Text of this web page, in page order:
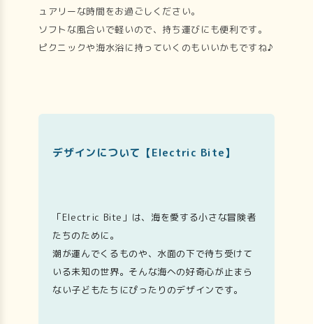
ュアリーな時間をお過ごしください。
ソフトな風合いで軽いので、持ち運びにも便利です。
ピクニックや海水浴に持っていくのもいいかもですね♪
デザインについて【Electric Bite】
「Electric Bite」は、海を愛する小さな冒険者
たちのために。
潮が運んでくるものや、水面の下で待ち受けて
いる未知の世界。そんな海への好奇心が止まら
ない子どもたちにぴったりのデザインです。